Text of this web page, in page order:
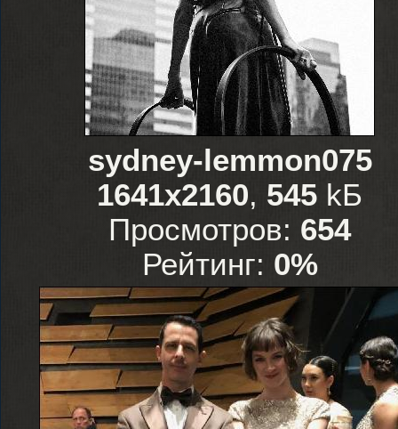
sydney-lemmon075
1641x2160, 545 kБ
Просмотров: 654
Рейтинг: 0%